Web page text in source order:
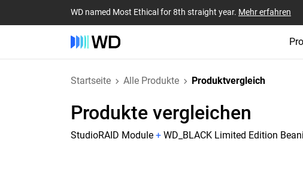
WD named Most Ethical for 8th straight year. Mehr erfahren
Startseite Alle Produkte Produktvergleich
Produkte vergleichen
StudioRAID Module + WD_BLACK Limited Edition